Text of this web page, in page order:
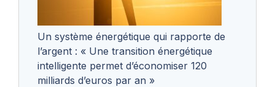
Un système énergétique qui rapporte de
l’argent : « Une transition énergétique
intelligente permet d’économiser 120
milliards d’euros par an »